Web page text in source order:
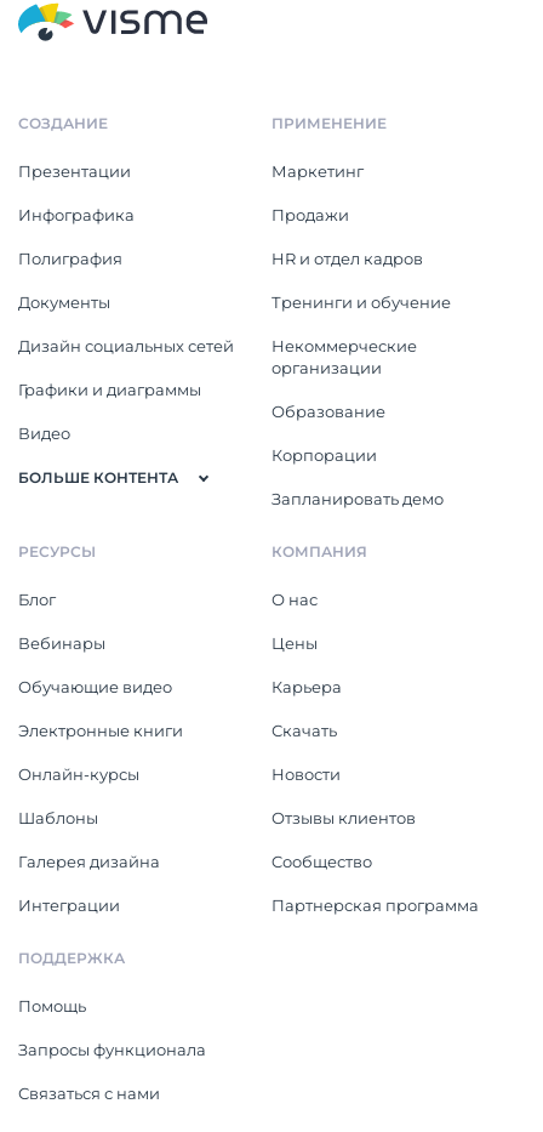
СОЗДАНИЕ
Презентации
Инфографика
Полиграфия
Документы
Дизайн социальных сетей
Графики и диаграммы
Видео
БОЛЬШЕ КОНТЕНТА
ПРИМЕНЕНИЕ
Маркетинг
Продажи
HR и отдел кадров
Тренинги и обучение
Некоммерческие
организации
Образование
Корпорации
Запланировать демо
РЕСУРСЫ
Блог
Вебинары
Обучающие видео
Электронные книги
Онлайн-курсы
Шаблоны
Галерея дизайна
Интеграции
КОМПАНИЯ
О нас
Цены
Карьера
Скачать
Новости
Отзывы клиентов
Cообщество
Партнерская программа
ПОДДЕРЖКА
Помощь
Запросы функционала
Связаться с нами